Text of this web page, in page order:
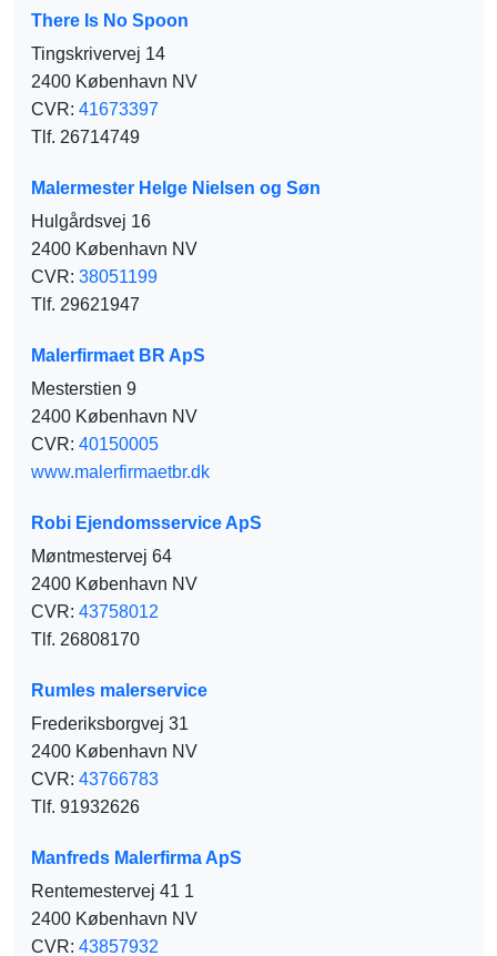
There Is No Spoon
Tingskrivervej 14
2400 København NV
CVR: 41673397
Tlf. 26714749
Malermester Helge Nielsen og Søn
Hulgårdsvej 16
2400 København NV
CVR: 38051199
Tlf. 29621947
Malerfirmaet BR ApS
Mesterstien 9
2400 København NV
CVR: 40150005
www.malerfirmaetbr.dk
Robi Ejendomsservice ApS
Møntmestervej 64
2400 København NV
CVR: 43758012
Tlf. 26808170
Rumles malerservice
Frederiksborgvej 31
2400 København NV
CVR: 43766783
Tlf. 91932626
Manfreds Malerfirma ApS
Rentemestervej 41 1
2400 København NV
CVR: 43857932